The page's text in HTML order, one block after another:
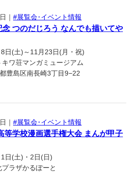
｜ #展覧会･イベント情報
つのだじろう なんでも描いてや
日(土)～11月23日(月・祝)
ワ荘マンガミュージアム
豊島区南長崎3丁目9−22
｜ #展覧会･イベント情報
等学校漫画選手権大会 まんが甲子
日(土)・2日(日)
ラザかるぽーと